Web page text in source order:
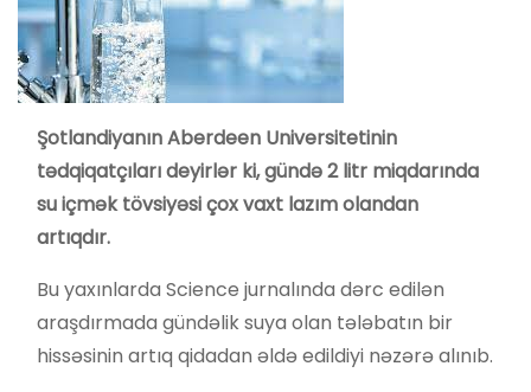
Şotlandiyanın Aberdeen Universitetinin
tədqiqatçıları deyirlər ki, gündə 2 litr miqdarında
su içmək tövsiyəsi çox vaxt lazım olandan
artıqdır.
Bu yaxınlarda Science jurnalında dərc edilən
araşdırmada gündəlik suya olan tələbatın bir
hissəsinin artıq qidadan əldə edildiyi nəzərə alınıb.